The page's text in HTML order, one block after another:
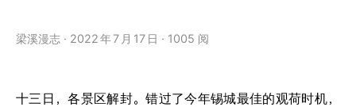
梁溪漫志 2022年7 月 17 日 1005 阅
十三日，各景区解封。错过了今年锡城最佳的观荷时机，